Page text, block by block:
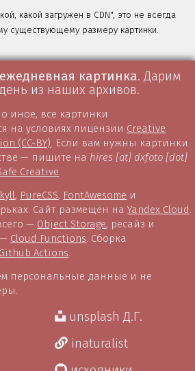
какой загружен в CDN", это не всегда
существующему размеру картинки.
картинка. Дарим
из наших архивов.
иное, все картинки
на условиях лицензии Creative
(CC-BY) . Если вам нужны картинки
— пишите на hires [at] dxfoto [dot]
Creative
, PureCSS, FontAwesome и
Сайт размещён наYandex Cloud
— Object Storage, ресайз и
Cloud Functions . Сборка
Github Actions
персональные данные и не
unsplash Д.Г.
inaturalist